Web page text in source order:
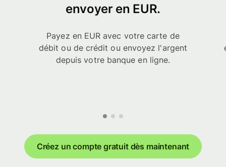
envoyer en EUR.
Payez en EUR avec votre carte de
débit ou de crédit ou envoyez l'argent
depuis votre banque en ligne.
Créez un compte gratuit dès maintenant